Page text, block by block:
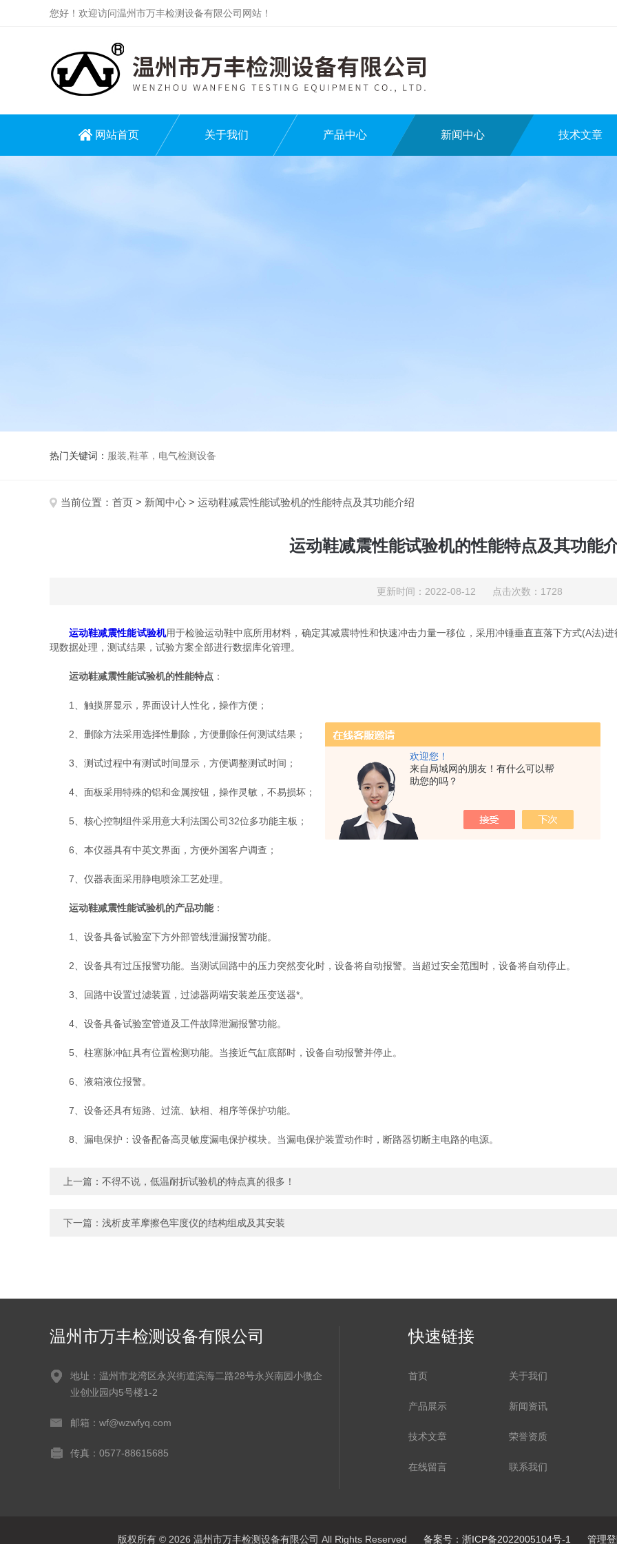
欢迎您！
来自局域网的朋友！有什么可以帮
助您的吗？
您好！欢迎访问温州市万丰检测设备有限公司网站！
网站首页 关于我们 产品中心 新闻中心 技术文章
热门关键词： 服装,鞋革，电气检测设备
当前位置： 首页 > 新闻中心 > 运动鞋减震性能试验机的性能特点及其功能介绍
运动鞋减震性能试验机的性能特点及其功能
更新时间：2022-08-12 点击次数：1728
运动鞋减震性能试验机用于检验运动鞋中底所用材料，确定其减震特性和快速冲击力量一移位，采用冲锤垂直直落下方式(A法)
现数据处理，测试结果，试验方案全部进行数据库化管理。
运动鞋减震性能试验机的性能特点 ：
1、触摸屏显示，界面设计人性化，操作方便；
2、删除方法采用选择性删除，方便删除任何测试结果；
3、测试过程中有测试时间显示，方便调整测试时间；
4、面板采用特殊的铝和金属按钮，操作灵敏，不易损坏；
5、核心控制组件采用意大利法国公司32位多功能主板；
6、本仪器具有中英文界面，方便外国客户调查；
7、仪器表面采用静电喷涂工艺处理。
运动鞋减震性能试验机的产品功能：
1、设备具备试验室下方外部管线泄漏报警功能。
2、设备具有过压报警功能。当测试回路中的压力突然变化时，设备将自动报警。当超过安全范围时，设备将自动停止。
3、回路中设置过滤装置，过滤器两端安装差压变送器*。
4、设备具备试验室管道及工件故障泄漏报警功能。
5、柱塞脉冲缸具有位置检测功能。当接近气缸底部时，设备自动报警并停止。
6、液箱液位报警。
7、设备还具有短路、过流、缺相、相序等保护功能。
8、漏电保护：设备配备高灵敏度漏电保护模块。当漏电保护装置动作时，断路器切断主电路的电源。
上一篇： 不得不说，低温耐折试验机的特点真的很多！
下一篇： 浅析皮革摩擦色牢度仪的结构组成及其安装
温州市万丰检测设备有限公司
地址：温州市龙湾区永兴街道滨海二路28号永兴南园小微企
业创业园内5号楼1-2
邮箱：wf@wzwfyq.com
传真：0577-88615685
快速链接
首页 关于我们
产品展示 新闻资讯
技术文章 荣誉资质
在线留言 联系我们
版权所有 © 2026 温州市万丰检测设备有限公司 All Rights Reserved 备案号：浙ICP备2022005104号-1 管理